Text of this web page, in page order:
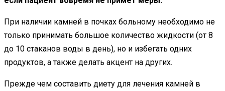
При наличии камней в почках больному необходимо не
только принимать большое количество жидкости (от 8
до 10 стаканов воды в день), но и избегать одних
продуктов, а также делать акцент на других.
Прежде чем составить диету для лечения камней в